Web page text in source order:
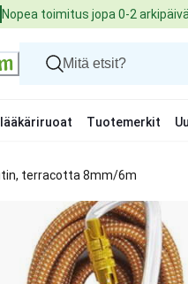
Nopea toimitus jopa 0-2
Tuotemerkit
terracotta 8mm/6m